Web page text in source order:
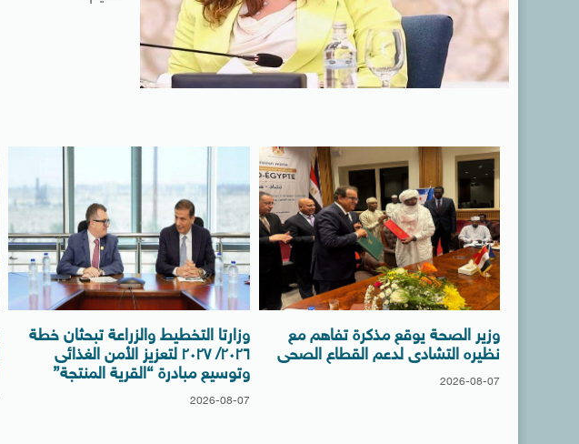
وزير الصحة يوقع مذكرة تفاهم مع
نظيره التشادى لدعم القطاع الصحى
2026-08-07
وزارتا التخطيط والزراعة تبحثان خطة
٢٠٢٦/ ٢٠٢٧ لتعزيز الأمن الغذائى
وتوسيع مبادرة “القرية المنتجة”
2026-08-07